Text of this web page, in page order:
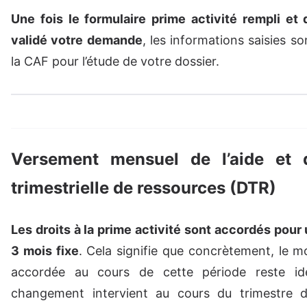
Une fois le formulaire prime activité rempli et
validé votre demande, les informations saisies
la CAF pour l’étude de votre dossier.
Versement mensuel de l’aide et
trimestrielle de ressources (DTR)
Les droits à la prime activité sont accordés pour
3 mois fixe. Cela signifie que concrètement, le
accordée au cours de cette période reste
changement intervient au cours du trimestre